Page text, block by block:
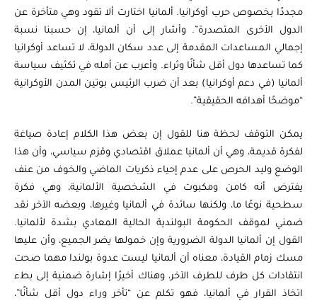
مجددًا بخصوص حرب أوكرانيا. ألمانيا اختارت ألا تقود وهي متأخرة عن
الدول الأخرى المتصدرة”. وأشار إلى أن ألمانيا، إن حسبنا نسبة
إجمالي المساعدات المقدمة إلى عدد سكان الدولة، لا تساعد أوكرانيا
كما تساعدها دول أقل شأنًا وثراء. وأعرب عن أمله في تكثيف سياسة
ألمانيا (في دعم أوكرانيا) بعد أن ضرب الرئيس بوتين المدن الأوكرانية
“موضحًا أهدافه الحقيقية”.
يمكن التوقف لحظة هنا للقول إن بعض هذا الكلام إعادة صياغة
لفكرة قديمة، وهي أن ألمانيا عملاق اقتصادي وقزم سياسي، وأن هذا
الوضع وليد الحرص على عدم إحياء ذكريات الماضي والخوف من عنف
يفترض أنه كامن ومكبوت في الشخصية الألمانية، وهي فكرة
سطحية نوعًا ما، ولكنها سائدة في ألمانيا وغيرها، وبعضه الآخر نقد
ضمني لموقف الحكومة البولندية الحالية المعادي بشدة لألمانيا.
القول إن ألمانيا الدولة الضرورية وإن خمولها يضر الجميع، وأن عليها
مسك زمام القيادة، معناه أن ألمانيا ليست عدوة بولندا مهما صحت
انتقادات كل طرف للطرف الآخر، وهناك أخيرًا إشارة ضمنية إلى بطء
اتخاذ القرار في ألمانيا، فهو تكلم عن “تأخر وراء دول أقل شأنًا”،